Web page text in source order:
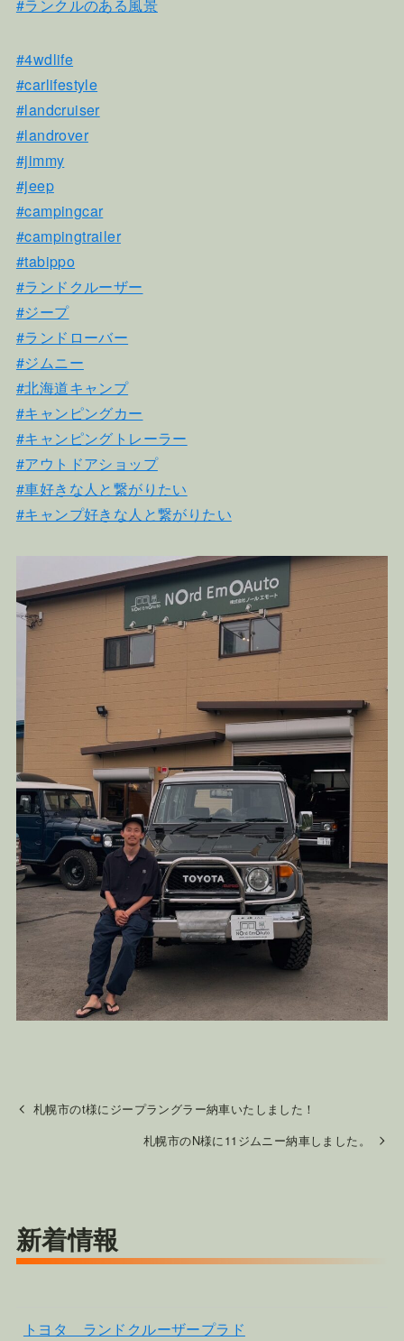
#ランクルのある風景
#4wdlife
#carlifestyle
#landcruiser
#landrover
#jimmy
#jeep
#campingcar
#campingtrailer
#tabippo
#ランドクルーザー
#ジープ
#ランドローバー
#ジムニー
#北海道キャンプ
#キャンピングカー
#キャンピングトレーラー
#アウトドアショップ
#車好きな人と繋がりたい
#キャンプ好きな人と繋がりたい
札幌市のt様にジープラングラー納車いたしました！
札幌市のN様に11ジムニー納車しました。
新着情報
トヨタ ランドクルーザープラド